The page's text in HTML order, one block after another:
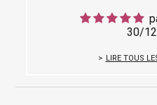
30/
LIRE TOUS